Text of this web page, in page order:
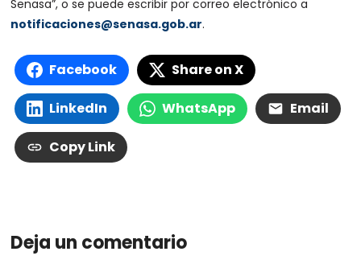
Senasa”, o se puede escribir por correo electrónico a
notificaciones@senasa.gob.ar.
Facebook Share on X
LinkedIn WhatsApp Email
Copy Link
Deja un comentario